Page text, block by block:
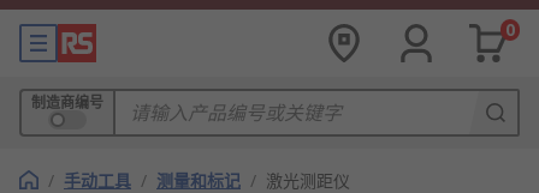
0
制造商编号
/ 手动工具 / 测量和标记 / 激光测距仪